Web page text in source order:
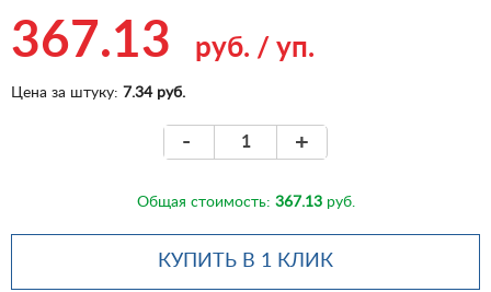
367.13 руб. / уп.
Цена за штуку: 7.34 руб.
- +
Общая стоимость: 367.13руб.
КУПИТЬ В 1 КЛИК